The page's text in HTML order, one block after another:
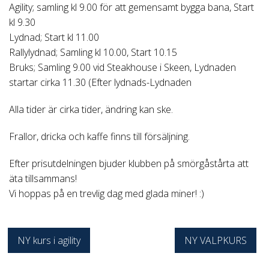
Agility; samling kl 9.00 för att gemensamt bygga bana, Start
kl 9.30
Lydnad; Start kl 11.00
Rallylydnad; Samling kl 10.00, Start 10.15
Bruks; Samling 9.00 vid Steakhouse i Skeen, Lydnaden
startar cirka 11.30 (Efter lydnads-Lydnaden
Alla tider är cirka tider, ändring kan ske.
Frallor, dricka och kaffe finns till försäljning.
Efter prisutdelningen bjuder klubben på smörgåstårta att
äta tillsammans!
Vi hoppas på en trevlig dag med glada miner! :)
Inläggsnavigering
NY kurs i agility NY VALPKURS